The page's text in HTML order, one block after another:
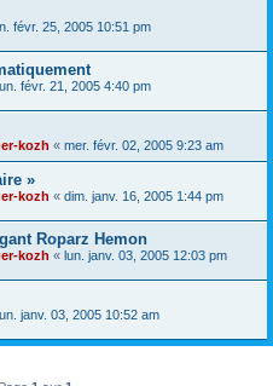
févr. 25, 2005 10:51 pm
févr. 21, 2005 4:40 pm
kozh « mer. févr. 02, 2005 9:23 am
»
kozh « dim. janv. 16, 2005 1:44 pm
Roparz Hemon
kozh « lun. janv. 03, 2005 12:03 pm
janv. 03, 2005 10:52 am